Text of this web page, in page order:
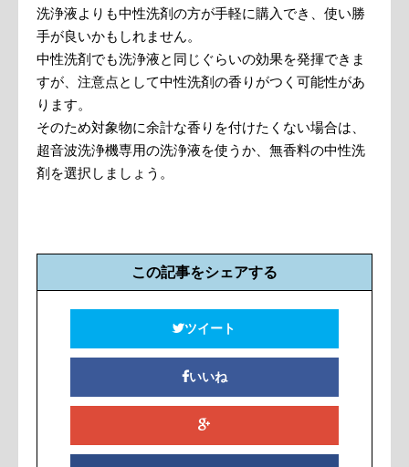
洗浄液よりも中性洗剤の方が手軽に購入でき、使い勝
手が良いかもしれません。
中性洗剤でも洗浄液と同じぐらいの効果を発揮できま
すが、注意点として中性洗剤の香りがつく可能性があ
ります。
そのため対象物に余計な香りを付けたくない場合は、
超音波洗浄機専用の洗浄液を使うか、無香料の中性洗
剤を選択しましょう。
この記事をシェアする
ツイート
いいね